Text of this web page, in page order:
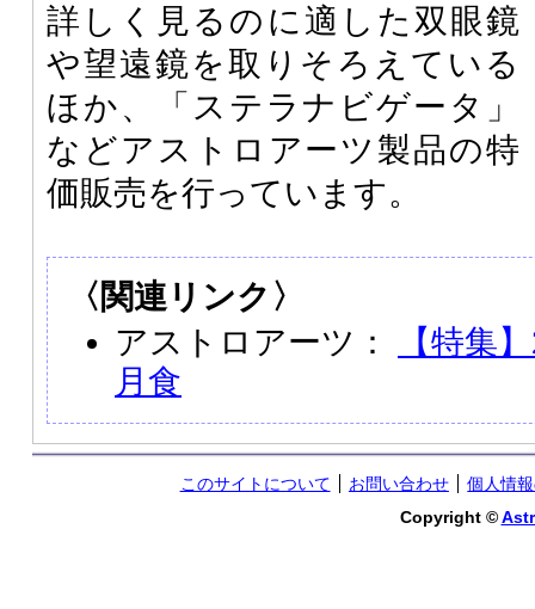
詳しく見るのに適した双眼鏡
や望遠鏡を取りそろえている
ほか、「ステラナビゲータ」
などアストロアーツ製品の特
価販売を行っています。
〈関連リンク〉
アストロアーツ：
【特集
月食
このサイトについて お問い合わせ
個人情
Copyright ©